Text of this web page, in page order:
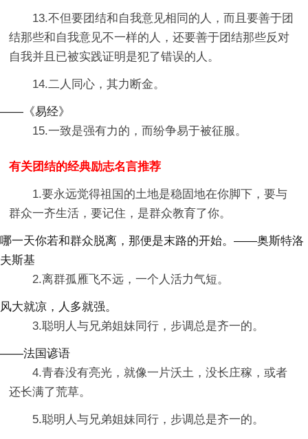
13.不但要团结和自我意见相同的人，而且要善于团
结那些和自我意见不一样的人，还要善于团结那些反对
自我并且已被实践证明是犯了错误的人。
14.二人同心，其力断金。
——《易经》
15.一致是强有力的，而纷争易于被征服。
有关团结的经典励志名言推荐
1.要永远觉得祖国的土地是稳固地在你脚下，要与
群众一齐生活，要记住，是群众教育了你。
哪一天你若和群众脱离，那便是末路的开始。——奥斯特洛
夫斯基
2.离群孤雁飞不远，一个人活力气短。
风大就凉，人多就强。
3.聪明人与兄弟姐妹同行，步调总是齐一的。
——法国谚语
4.青春没有亮光，就像一片沃土，没长庄稼，或者
还长满了荒草。
5.聪明人与兄弟姐妹同行，步调总是齐一的。